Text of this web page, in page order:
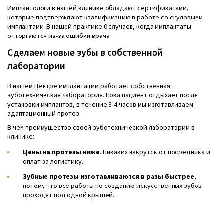
Имплантологи в нашей клинике обладают сертификатами,
которые подтверждают квалификацию в работе со скуловыми
имплантами. В нашей практике 0 случаев, когда имплантаты
отторгаются из-за ошибки врача.
Сделаем новые зубы в собственной
лаборатории
В нашем Центре имплантации работает собственная
зуботехническая лаборатория. Пока пациент отдыхает после
установки имплантов, в течение 3-4 часов мы изготавливаем
адаптационный протез.
В чем преимущество своей зуботехнической лаборатории в
клинике:
Цены на протезы ниже. Никаких накруток от посредника и
оплат за логистику.
Зубные протезы изготавливаются в разы быстрее,
потому что все работы по созданию искусственных зубов
проходят под одной крышей.